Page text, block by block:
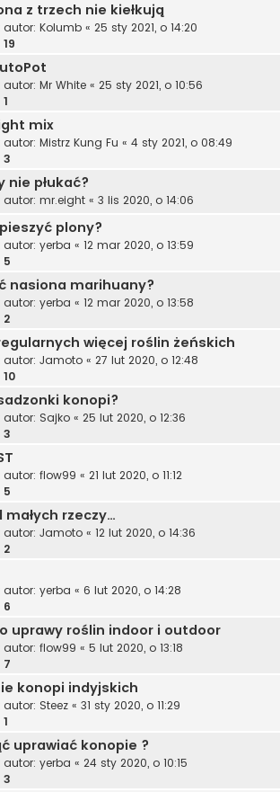
z trzech nie kiełkują
autor: Kolumb « 25 sty 2021, o 14:20
19
autor: Mr White « 25 sty 2021, o 10:56
1
mix
autor: Mistrz Kung Fu « 4 sty 2021, o 08:49
3
nie płukać?
autor: mr.eight « 3 lis 2020, o 14:06
plony?
autor: yerba « 12 mar 2020, o 13:59
5
nasiona marihuany?
autor: yerba « 12 mar 2020, o 13:58
2
więcej roślin żeńskich
autor: Jamoto « 27 lut 2020, o 12:48
10
konopi?
autor: Sajko « 25 lut 2020, o 12:36
3
autor: flow99 « 21 lut 2020, o 11:12
5
małych rzeczy…
autor: Jamoto « 12 lut 2020, o 14:36
2
autor: yerba « 6 lut 2020, o 14:28
6
uprawy roślin indoor i outdoor
autor: flow99 « 5 lut 2020, o 13:18
7
konopi indyjskich
autor: Steez « 31 sty 2020, o 11:29
1
uprawiać konopie ?
autor: yerba « 24 sty 2020, o 10:15
3